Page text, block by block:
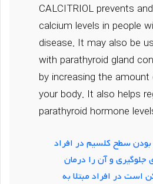
CALCITRIOL prevents
calcium levels in people
disease. It may also be
with parathyroid gland
by increasing the
your body. It also helps
parathyroid hormone
بودن سطح کلسیم در افراد
جلوگیری و آن را درمان
است در افراد مبتلا به